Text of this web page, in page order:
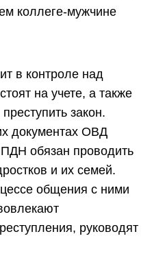
коллеге-мужчине
в контроле над
на учете, а также
закон.
документах ОВД
обязан проводить
и их семей.
общения с ними
руководят